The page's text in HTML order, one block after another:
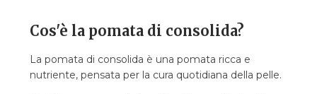
9.7. Come combinarla con altri prodotti?
9.8. Come conservare la pomata?
Cos'è la pomata di consolida?
La pomata di consolida è una pomata ricca e
nutriente, pensata per la cura quotidiana della pelle.